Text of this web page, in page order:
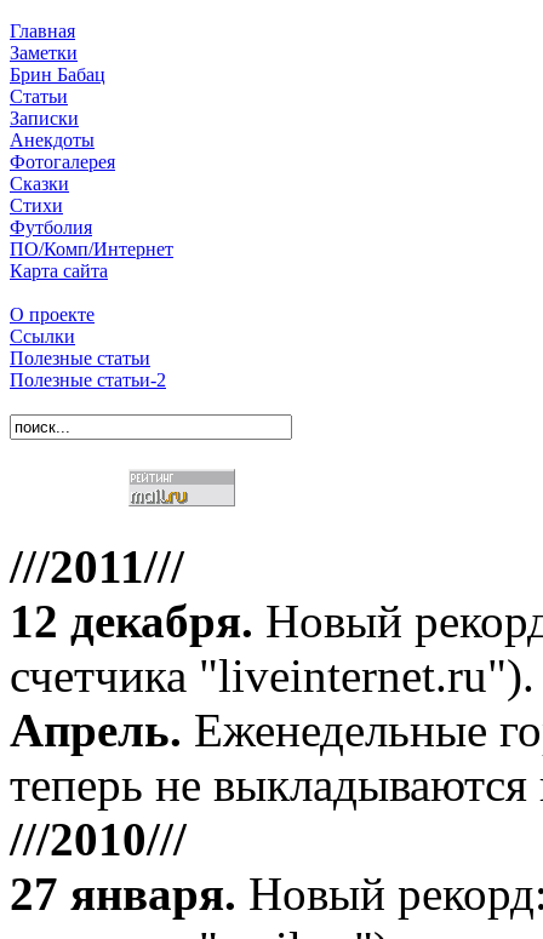
Главная
Заметки
Брин Бабац
Статьи
Записки
Анекдоты
Фотогалерея
Сказки
Стихи
Футболия
ПО/Комп/Интернет
Карта сайта
О проекте
Ссылки
Полезные статьи
Полезные статьи-2
///2011///
12 декабря. Новый
счетчика "liveinternet.ru").
Апрель. Еженедельные
теперь не выкладываются
///2010///
27 января. Новый